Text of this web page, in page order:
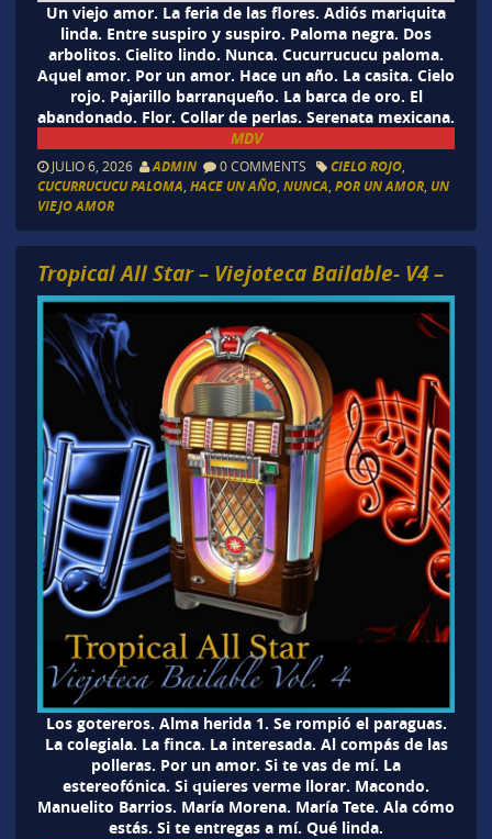
Un viejo amor. La feria de las flores. Adiós mariquita
linda. Entre suspiro y suspiro. Paloma negra. Dos
arbolitos. Cielito lindo. Nunca. Cucurrucucu paloma.
Aquel amor. Por un amor. Hace un año. La casita. Cielo
rojo. Pajarillo barranqueño. La barca de oro. El
abandonado. Flor. Collar de perlas. Serenata mexicana.
MDV
JULIO 6, 2026 ADMIN 0 COMMENTS CIELO ROJO,
CUCURRUCUCU PALOMA, HACE UN AÑO, NUNCA, POR UN AMOR, UN
VIEJO AMOR
Tropical All Star – Viejoteca Bailable- V4 –
Los gotereros. Alma herida 1. Se rompió el paraguas.
La colegiala. La finca. La interesada. Al compás de las
polleras. Por un amor. Si te vas de mí. La
estereofónica. Si quieres verme llorar. Macondo.
Manuelito Barrios. María Morena. María Tete. Ala cómo
estás. Si te entregas a mí. Qué linda.